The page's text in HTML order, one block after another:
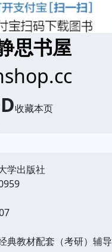
思书屋
收藏本页
学出版社
典教材配套（考研）辅导